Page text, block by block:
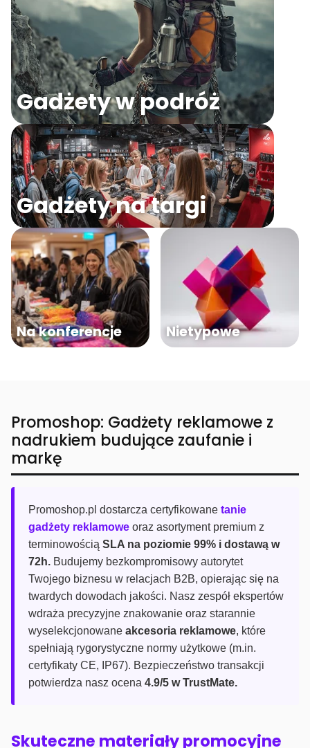
Gadżety w podróż
Gadżety na targi
Na konferencje Nietypowe
Promoshop: Gadżety reklamowe z
nadrukiem budujące zaufanie i
markę
Promoshop.pl dostarcza certyfikowane tanie
gadżety reklamowe oraz asortyment premium z
terminowością SLA na poziomie 99% i dostawą w
72h. Budujemy bezkompromisowy autorytet
Twojego biznesu w relacjach B2B, opierając się na
twardych dowodach jakości. Nasz zespół ekspertów
wdraża precyzyjne znakowanie oraz starannie
wyselekcjonowane akcesoria reklamowe, które
spełniają rygorystyczne normy użytkowe (m.in.
certyfikaty CE, IP67). Bezpieczeństwo transakcji
potwierdza nasz ocena 4.9/5 w TrustMate.
Skuteczne materiały promocyjne